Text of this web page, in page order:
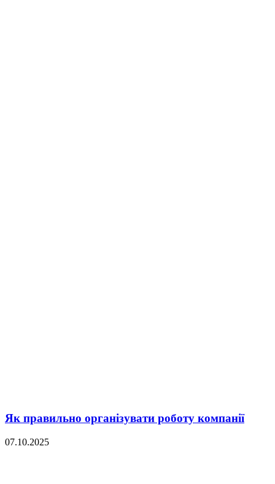
Як правильно організувати роботу компанії
07.10.2025